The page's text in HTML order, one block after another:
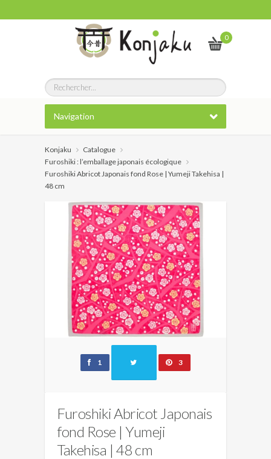
0
Navigation
Konjaku
Catalogue
Furoshiki : l’emballage japonais écologique
Furoshiki Abricot Japonais fond Rose | Yumeji Takehisa |
48 cm
1 3
Furoshiki Abricot Japonais
fond Rose | Yumeji
Takehisa | 48 cm